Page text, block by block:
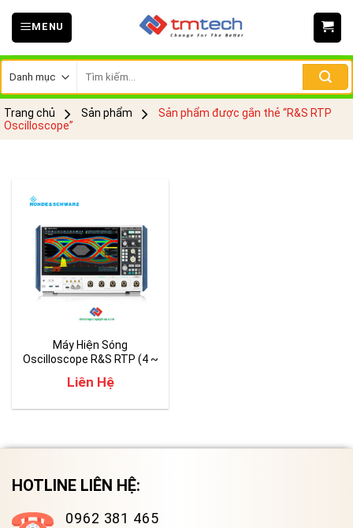
Skip
MENU
kiếm:
Trang chủ Sản phẩm
Sản phẩm được gắn thẻ “R&S RTP
Oscilloscope”
Máy Hiện Sóng
Oscilloscope R&S RTP (4 ~
Liên Hệ
HOTLINE LIÊN HỆ:
0962 381 465